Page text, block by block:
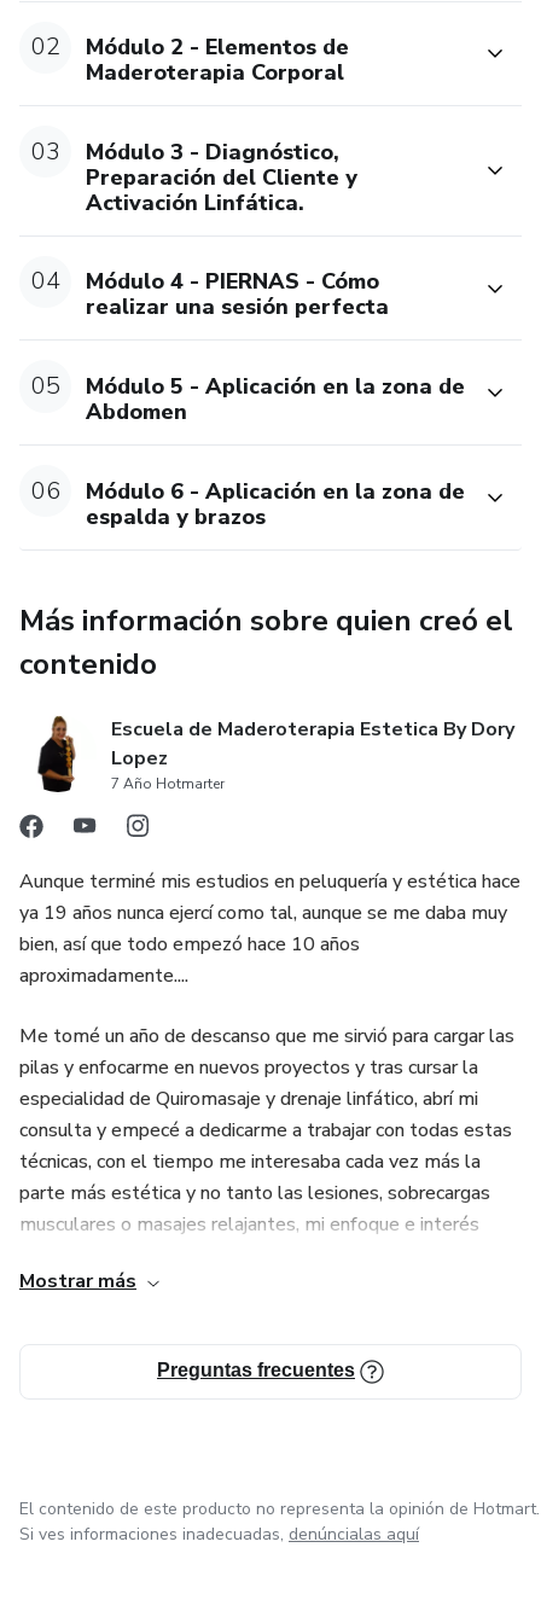
02
Módulo 2 - Elementos de
Maderoterapia Corporal
03
Módulo 3 - Diagnóstico,
Preparación del Cliente y
Activación Linfática.
04
Módulo 4 - PIERNAS - Cómo
realizar una sesión perfecta
05
Módulo 5 - Aplicación en la zona de
Abdomen
06
Módulo 6 - Aplicación en la zona de
espalda y brazos
Más información sobre quien creó el
contenido
Escuela de Maderoterapia Estetica By Dory
Lopez
7 Año Hotmarter
Aunque terminé mis estudios en peluquería y estética hace
ya 19 años nunca ejercí como tal, aunque se me daba muy
bien, así que todo empezó hace 10 años
aproximadamente....
Me tomé un año de descanso que me sirvió para cargar las
pilas y enfocarme en nuevos proyectos y tras cursar la
especialidad de Quiromasaje y drenaje linfático, abrí mi
consulta y empecé a dedicarme a trabajar con todas estas
técnicas, con el tiempo me interesaba cada vez más la
parte más estética y no tanto las lesiones, sobrecargas
musculares o masajes relajantes, mi enfoque e interés
ayudar a través de los conocimientos que tenía a las
sentirse bien con su propio cuerpo, en ese momento vi un
video que hablaba de una técnica innovadora que ofrecía
manera correcta funcionaba, así que no puede resistirme,
me llamó tanto la atención que busqué todos los cursos
Mostrar más
Preguntas frecuentes
El contenido de este producto no representa la opinión de Hotmart.
Si ves informaciones inadecuadas, denúncialas aquí